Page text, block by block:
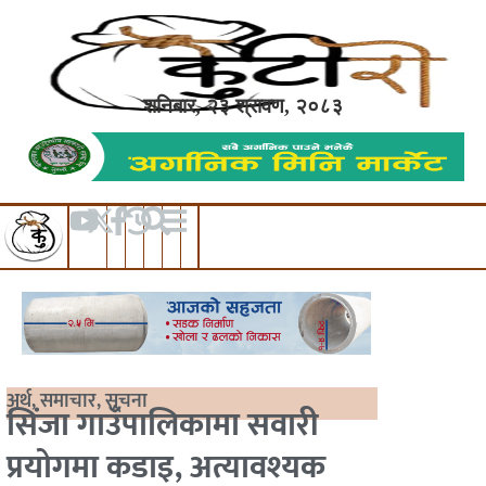
शनिबार, २३ श्रावण, २०८३
अर्थ,समाचार,सूचना
सिंजा गाउँपालिकामा सवारी
प्रयोगमा कडाइ, अत्यावश्यक